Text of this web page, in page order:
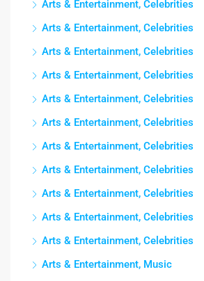
Arts & Entertainment, Celebrities
Arts & Entertainment, Celebrities
Arts & Entertainment, Celebrities
Arts & Entertainment, Celebrities
Arts & Entertainment, Celebrities
Arts & Entertainment, Celebrities
Arts & Entertainment, Celebrities
Arts & Entertainment, Celebrities
Arts & Entertainment, Celebrities
Arts & Entertainment, Celebrities
Arts & Entertainment, Celebrities
Arts & Entertainment, Music